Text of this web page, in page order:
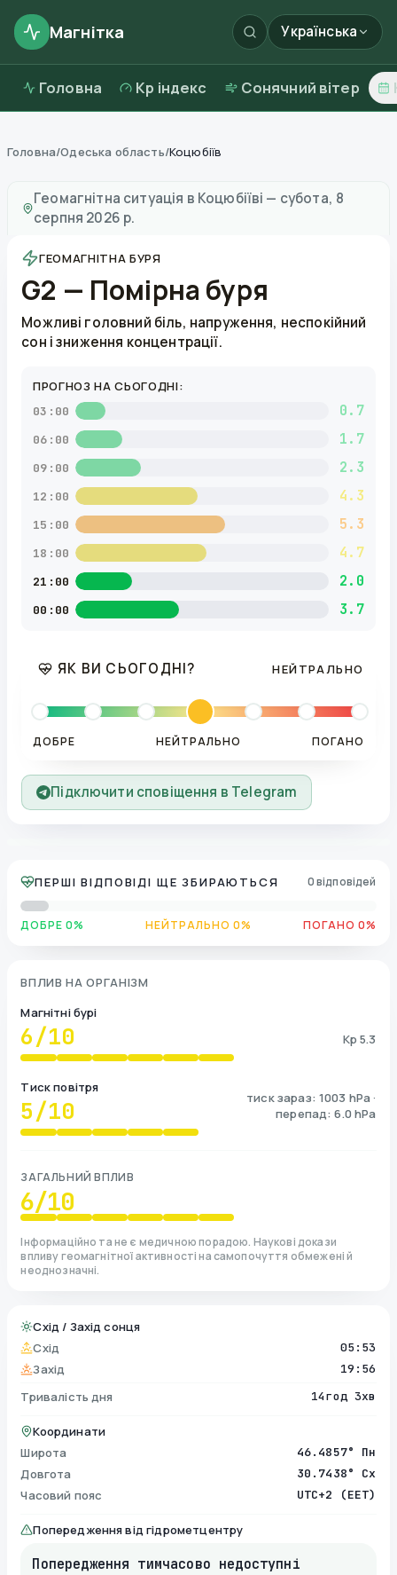
Магнітка Українська
Головна Kp індекс Сонячний вітер
Головна/Одеська область/Коцюбіїв
Геомагнітна ситуація в Коцюбіїві — субота, 8
серпня 2026 р.
ГЕОМАГНІТНА БУРЯ
G2 — Помірна буря
Можливі головний біль, напруження, неспокійний
сон і зниження концентрації.
ПРОГНОЗ НА СЬОГОДНІ:
03:00 0.7
06:00 1.7
09:00 2.3
12:00 4.3
15:00 5.3
18:00 4.7
21:00 2.0
00:00 3.7
ЯК ВИ СЬОГОДНІ? НЕЙТРАЛЬНО
ДОБРЕ НЕЙТРАЛЬНО ПОГАНО
Підключити сповіщення в Telegram
ПЕРШІ ВІДПОВІДІ ЩЕ ЗБИРАЮТЬСЯ 0 відповідей
ДОБРЕ 0% НЕЙТРАЛЬНО 0% ПОГАНО 0%
ВПЛИВ НА ОРГАНІЗМ
Магнітні бурі
6/10 Kp 5.3
Тиск повітря
5/10
тиск зараз: 1003 hPa ·
перепад: 6.0 hPa
ЗАГАЛЬНИЙ ВПЛИВ
6/10
Інформаційно та не є медичною порадою. Наукові докази
впливу геомагнітної активності на самопочуття обмежені й
неоднозначні.
Схід / Захід сонця
Схід
05:53
Захід 19:56
Тривалість дня 14год 3хв
Координати
Широта
46.4857° Пн
Довгота 30.7438° Сх
Часовий пояс UTC+2 (EET)
Попередження від гідрометцентру
Попередження тимчасово недоступні